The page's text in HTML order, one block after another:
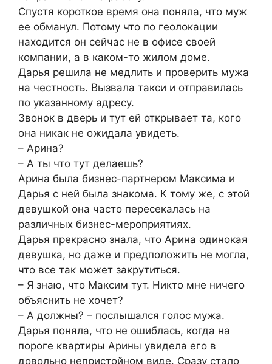
Спустя короткое время она поняла, что муж
ее обманул. Потому что по геолокации
находится он сейчас не в офисе своей
компании, а в каком-то жилом доме.
Дарья решила не медлить и проверить мужа
на честность. Вызвала такси и отправилась
по указанному адресу.
Звонок в дверь и тут ей открывает та, кого
она никак не ожидала увидеть.
– Арина?
– А ты что тут делаешь?
Арина была бизнес-партнером Максима и
Дарья с ней была знакома. К тому же, с этой
девушкой она часто пересекалась на
различных бизнес-мероприятиях.
Дарья прекрасно знала, что Арина одинокая
девушка, но даже и предположить не могла,
что все так может закрутиться.
– Я знаю, что Максим тут. Никто мне ничего
объяснить не хочет?
– А должны? – послышался голос мужа.
Дарья поняла, что не ошиблась, когда на
пороге квартиры Арины увидела его в
довольно непристойном виде. Сразу стало